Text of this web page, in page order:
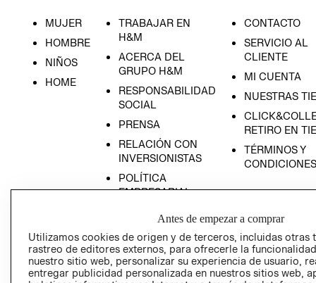
MUJER
HOMBRE
NIÑOS
HOME
TRABAJAR EN
H&M
ACERCA DEL
GRUPO H&M
RESPONSABILIDAD
SOCIAL
PRENSA
RELACIÓN CON
INVERSIONISTAS
POLÍTICA
EMPRESARIAL
CONTACTO
SERVICIO AL
CLIENTE
MI CUENTA
NUESTRAS
RETIRO EN
TÉRMINOS Y
CONDICIONES
AVISO DE
PRIVACIDAD
Antes de empezar a comprar
Utilizamos cookies de origen y de terceros, incluidas otras
rastreo de editores externos, para ofrecerle la
nuestro sitio web, personalizar su experiencia de usuario,
entregar publicidad personalizada en nuestros sitios web,